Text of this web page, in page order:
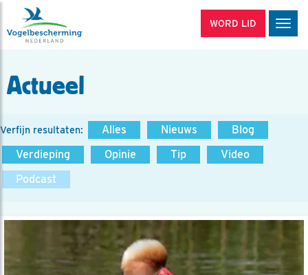
WORD LID
Actueel
Verfijn resultaten: Alles Nieuws
Blog
Verdieping
Opinie Tip
Video
Podcast